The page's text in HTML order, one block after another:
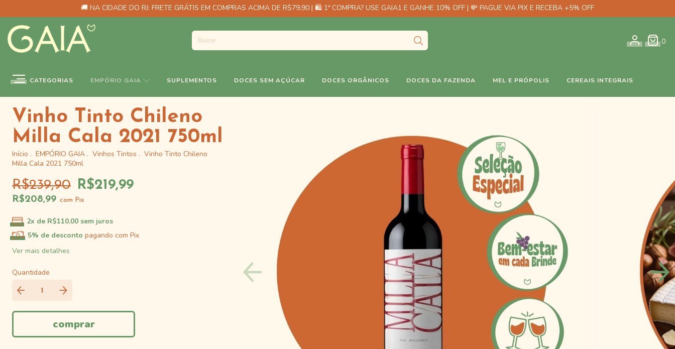
🚚 NA CIDADE DO RJ: FRETE GRÁTIS EM COMPRAS ACIMA DE R$79,90 | 🛍️ 1ª COMPRA? USE GAIA1 E GANHE 10% OFF | 💸 PAGUE VIA PIX E RECEBA +5% OFF
0
CATEGORIAS EMPÓRIO GAIA SUPLEMENTOS DOCES SEM AÇÚCAR DOCES ORGÂNICOS DOCES DA FAZENDA MEL E PRÓPOLIS CEREAIS INTEGRAIS
Vinho Tinto Chileno
Milla Cala 2021 750ml
Início . EMPÓRIO GAIA . Vinhos Tintos . Vinho Tinto Chileno
Milla Cala 2021 750ml
R$239,90 R$219,99
R$208,99 com Pix
2x de R$110,00sem juros
5% de desconto pagando com Pix
Ver mais detalhes
Quantidade